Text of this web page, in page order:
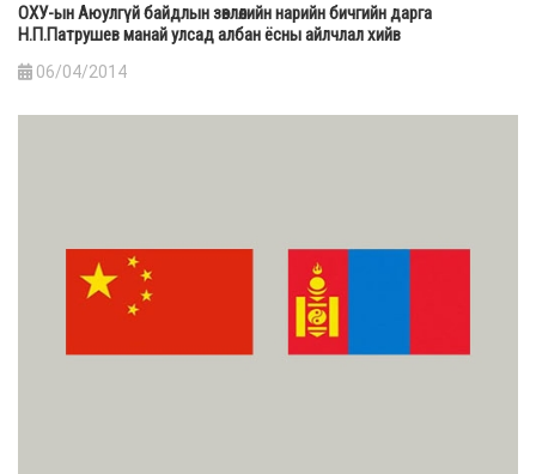
ОХУ-ын Аюулгүй байдлын зөвлөлийн нарийн бичгийн дарга
Н.П.Патрушев манай улсад албан ёсны айлчлал хийв
06/04/2014